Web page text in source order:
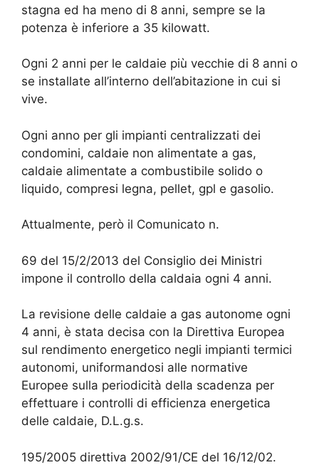
stagna ed ha meno di 8 anni, sempre se la
potenza è inferiore a 35 kilowatt.
Ogni 2 anni per le caldaie più vecchie di 8 anni o
se installate all’interno dell’abitazione in cui si
vive.
Ogni anno per gli impianti centralizzati dei
condomini, caldaie non alimentate a gas,
caldaie alimentate a combustibile solido o
liquido, compresi legna, pellet, gpl e gasolio.
Attualmente, però il Comunicato n.
69 del 15/2/2013 del Consiglio dei Ministri
impone il controllo della caldaia ogni 4 anni.
La revisione delle caldaie a gas autonome ogni
4 anni, è stata decisa con la Direttiva Europea
sul rendimento energetico negli impianti termici
autonomi, uniformandosi alle normative
Europee sulla periodicità della scadenza per
effettuare i controlli di efficienza energetica
delle caldaie, D.L.g.s.
195/2005 direttiva 2002/91/CE del 16/12/02.